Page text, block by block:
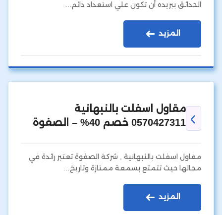
الحدائق ببريده أن تكون علي استعداد دائم…
المزيد
مقاول اسفلت بالنبهانية
0570427311 خصم 40% – الصفوة
مقاول اسفلت بالنبهانية , شركة الصفوة تعتبر رائدة في
مجالها حيث تتمتع بسمعة ممتازة وتاريخ…
المزيد